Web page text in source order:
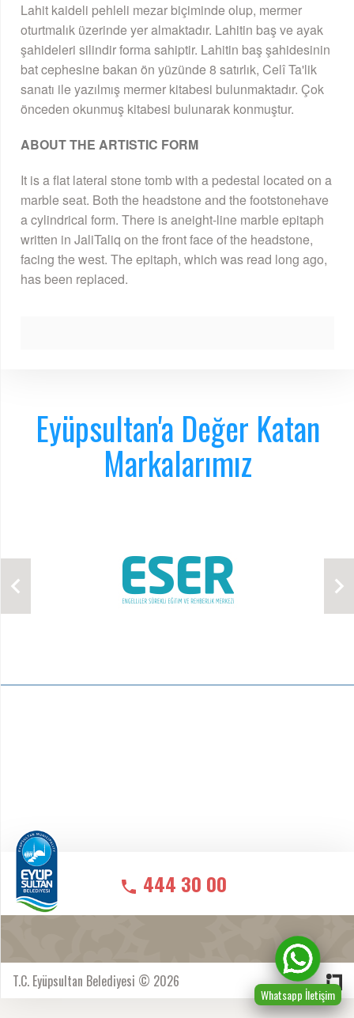
Lahit kaideli pehleli mezar biçiminde olup, mermer
oturtmalık üzerinde yer almaktadır. Lahitin baş ve ayak
şahideleri silindir forma sahiptir. Lahitin baş şahidesinin
bat cephesine bakan ön yüzünde 8 satırlık, Celî Ta'lik
sanatı ile yazılmış mermer kitabesi bulunmaktadır. Çok
önceden okunmuş kitabesi bulunarak konmuştur.
ABOUT THE ARTISTIC FORM
It is a flat lateral stone tomb with a pedestal located on a
marble seat. Both the headstone and the footstonehave
a cylindrical form. There is aneight-line marble epitaph
written in JaliTaliq on the front face of the headstone,
facing the west. The epitaph, which was read long ago,
has been replaced.
Eyüpsultan'a Değer Katan
Markalarımız
444 30 00
T.C. Eyüpsultan Belediyesi © 2026
Whatsapp İletişim